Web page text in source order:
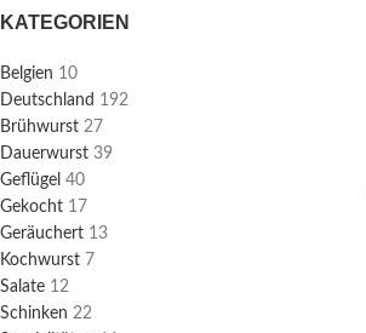
KATEGORIEN
Belgien 10
Deutschland 192
Brühwurst 27
Dauerwurst 39
Geflügel 40
Gekocht 17
Geräuchert 13
Kochwurst 7
Salate 12
Schinken 22